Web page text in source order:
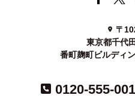
〒
東京都千代
番町麹町ビルディ
0120-555-001